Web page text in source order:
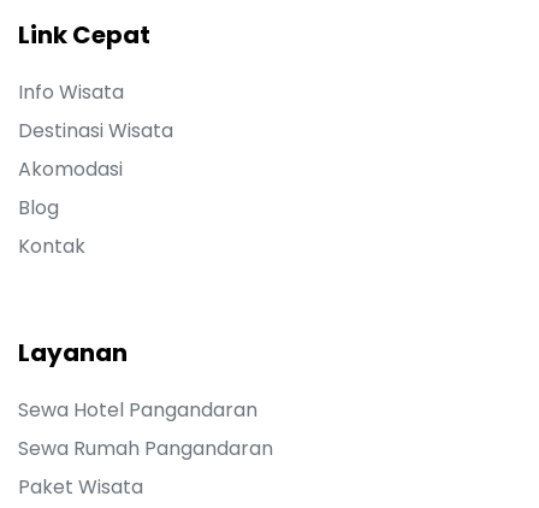
Link Cepat
Info Wisata
Destinasi Wisata
Akomodasi
Blog
Kontak
Layanan
Sewa Hotel Pangandaran
Sewa Rumah Pangandaran
Paket Wisata